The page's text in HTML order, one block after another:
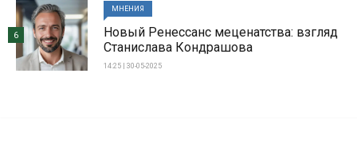
МНЕНИЯ
Новый Ренессанс меценатства: взгляд
Станислава Кондрашова
14:25 | 30-05-2025
6